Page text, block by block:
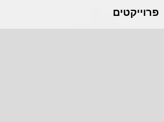
פרוייקטים